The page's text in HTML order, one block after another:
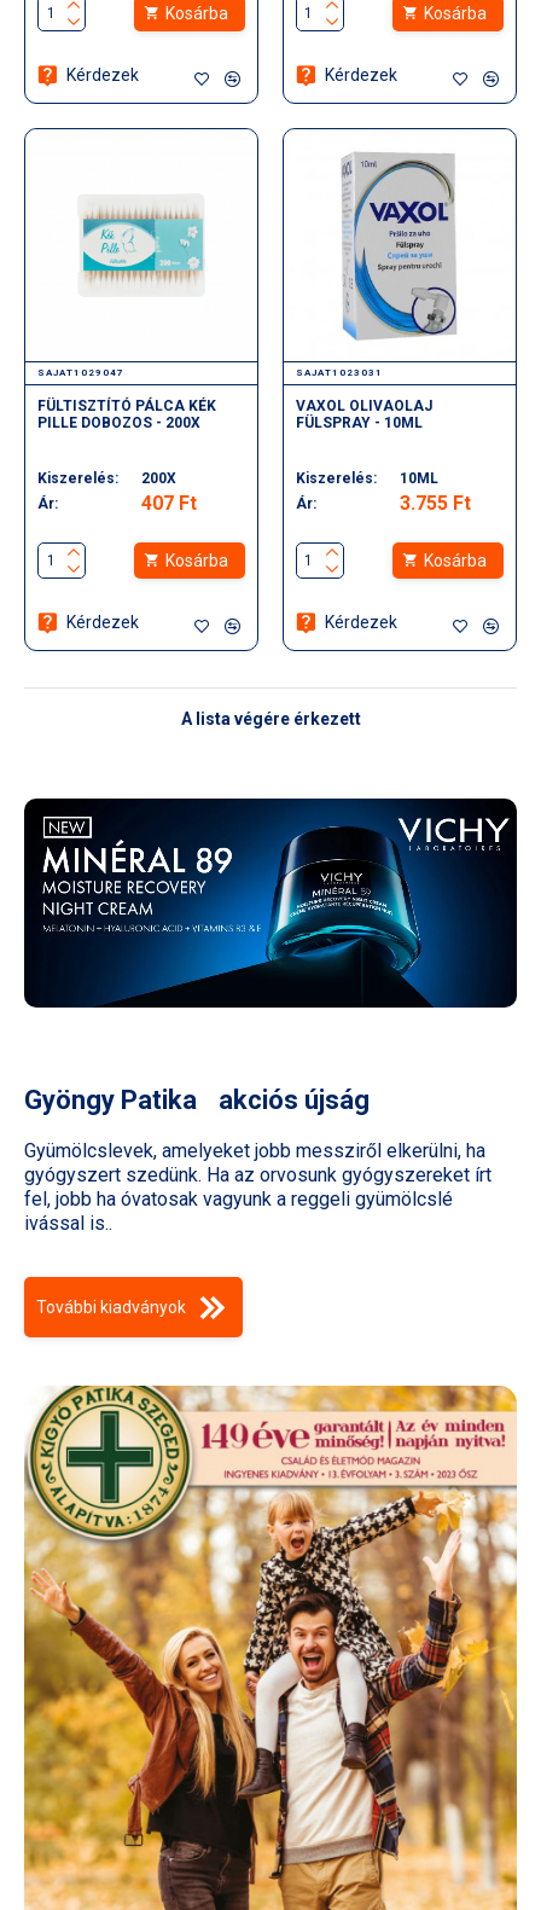
Kosárba
Kérdezek
Kosárba
Kérdezek
SAJAT1029047
FÜLTISZTÍTÓ PÁLCA KÉK
PILLE DOBOZOS - 200X
Kiszerelés:
200X
Ár:
407 Ft
Kosárba
Kérdezek
SAJAT1023031
VAXOL OLIVAOLAJ
FÜLSPRAY - 10ML
Kiszerelés:
10ML
Ár:
3.755 Ft
Kosárba
Kérdezek
A lista végére érkezett
Gyöngy Patika akciós újság
Gyümölcslevek, amelyeket jobb messziről elkerülni, ha
gyógyszert szedünk. Ha az orvosunk gyógyszereket írt
fel, jobb ha óvatosak vagyunk a reggeli gyümölcslé
ivással is..
További kiadványok